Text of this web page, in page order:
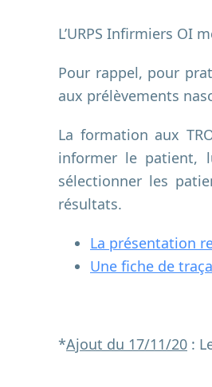
L’URPS Infirmiers OI
Pour rappel, pour
aux prélèvements
La formation aux
informer le patient,
sélectionner les
résultats.
La présentation
Une fiche de
*Ajout du 17/11/20 :